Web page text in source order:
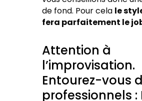
de fond. Pour cela le
fera parfaitement le
Attention à
l’improvisation.
Entourez-vous
professionnels :